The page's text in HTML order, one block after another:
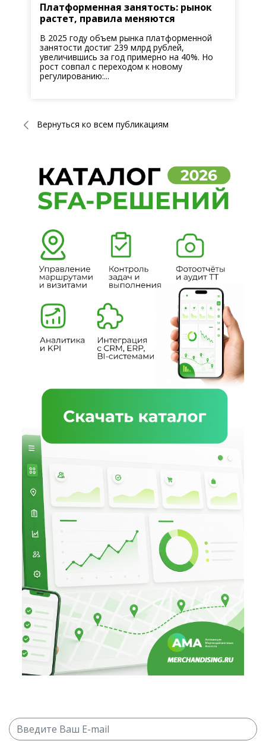
Платформенная занятость: рынок
растет, правила меняются
В 2025 году объем рынка платформенной
занятости достиг 239 млрд рублей,
увеличившись за год примерно на 40%. Но
рост совпал с переходом к новому
регулированию:...
Вернуться ко всем публикациям